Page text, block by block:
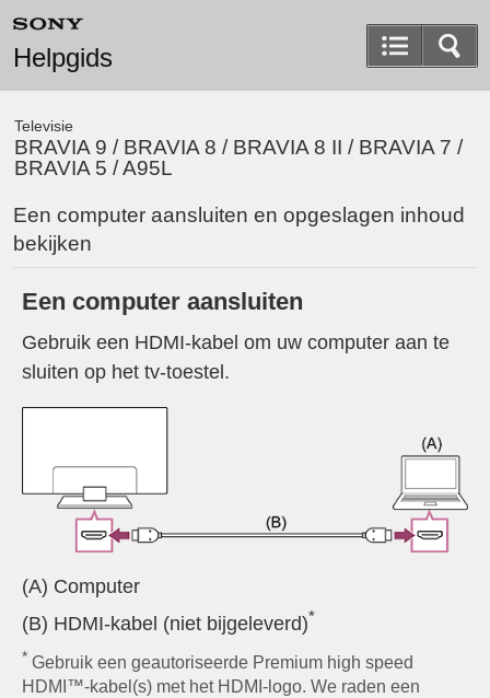
Helpgids
Televisie
BRAVIA 9 / BRAVIA 8 / BRAVIA 8 II / BRAVIA 7 /
BRAVIA 5 / A95L
Een computer aansluiten en opgeslagen inhoud
bekijken
Een computer aansluiten
Gebruik een HDMI-kabel om uw computer aan te
sluiten op het tv-toestel.
(A) Computer
(B) HDMI-kabel (niet bijgeleverd)*
* Gebruik een geautoriseerde Premium high speed
HDMI™‐kabel(s) met het HDMI-logo. We raden een